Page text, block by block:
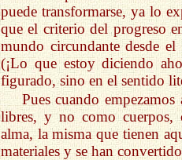
puede transformarse, ya lo
que el criterio del progreso
mundo circundante desde
(¡Lo que estoy diciendo
figurado, sino en el sentido
Pues cuando
libres, y no como cuerpos,
alma, la misma que tienen
materiales y se han